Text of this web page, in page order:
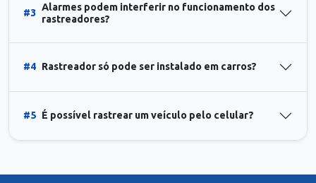
#3
Alarmes podem interferir no funcionamento dos
rastreadores?
#4 Rastreador só pode ser instalado em carros?
#5 É possível rastrear um veículo pelo celular?